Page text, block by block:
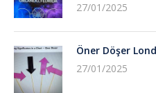
27/01/2025
Öner Döşer
27/01/2025